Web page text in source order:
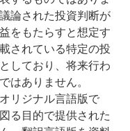
論された投資判断が
をもたらすと想定す
されている特定の投
しており、将来行わ
はありません。
リジナル言語版で
る目的で提供された